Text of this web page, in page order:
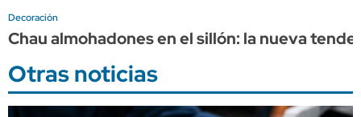
Decoración
Chau almohadones en el sillón: la nueva
Otras noticias